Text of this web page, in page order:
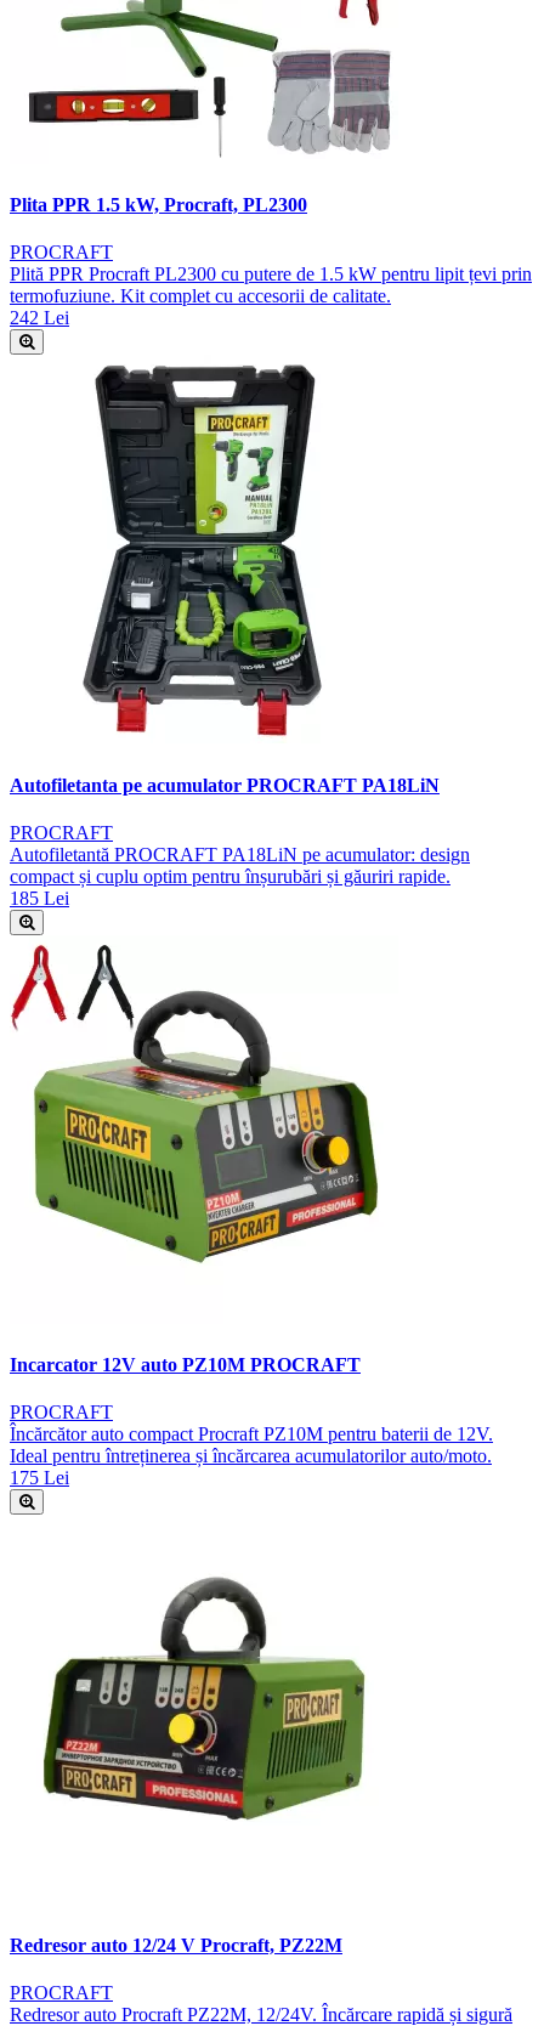
Plita PPR 1.5 kW, Procraft, PL2300
PROCRAFT
Plită PPR Procraft PL2300 cu putere de 1.5 kW pentru lipit țevi prin
termofuziune. Kit complet cu accesorii de calitate.
242 Lei
Autofiletanta pe acumulator PROCRAFT PA18LiN
PROCRAFT
Autofiletantă PROCRAFT PA18LiN pe acumulator: design
compact și cuplu optim pentru înșurubări și găuriri rapide.
185 Lei
Incarcator 12V auto PZ10M PROCRAFT
PROCRAFT
Încărcător auto compact Procraft PZ10M pentru baterii de 12V.
Ideal pentru întreținerea și încărcarea acumulatorilor auto/moto.
175 Lei
Redresor auto 12/24 V Procraft, PZ22M
PROCRAFT
Redresor auto Procraft PZ22M, 12/24V. Încărcare rapidă și sigură